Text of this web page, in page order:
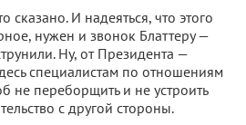
сказано. И надеяться, что этого
нужен и звонок Блаттеру —
Ну, от Президента —
специалистам по отношениям
не переборщить и не устроить
с другой стороны.